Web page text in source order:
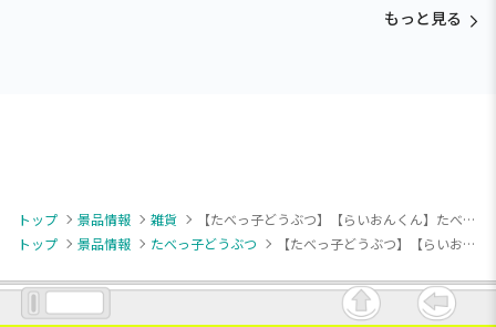
もっと見る
トップ 景品情報 雑貨
【たべっ子どうぶつ】【らいおんくん】たべっ子どうぶつ THE MOVIE 特大ダイカットマット
トップ
景品情報 たべっ子どうぶつ 【たべっ子どうぶつ】【らいおんくん】たべっ子どうぶつ THE MOVIE 特大ダイカットマット